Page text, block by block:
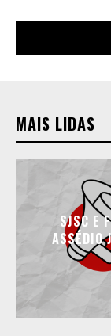
MAIS LIDAS
SJSC E
ASSÉDIO